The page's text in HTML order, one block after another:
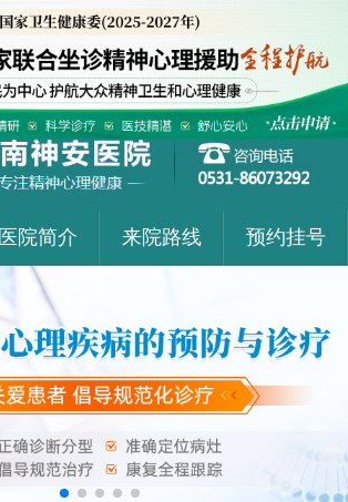
医院简介 来院路线 预约挂号